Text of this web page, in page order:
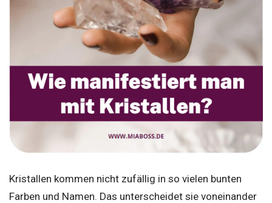
Kristallen kommen nicht zufällig in so vielen bunten
Farben und Namen. Das unterscheidet sie voneinander